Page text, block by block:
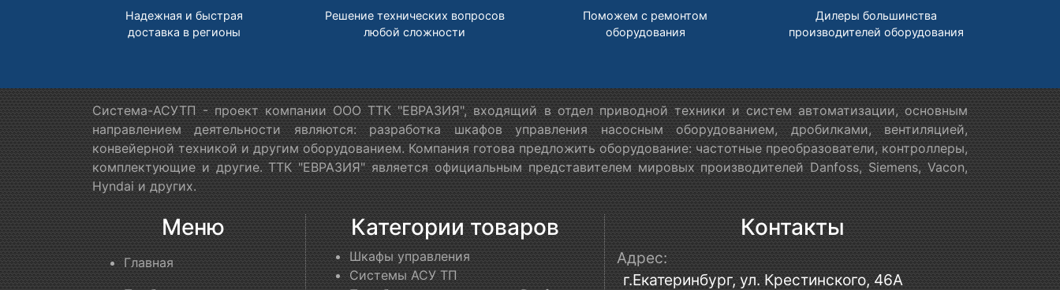
Надежная и быстрая
доставка в регионы
Решение технических вопросов
любой сложности
Поможем с ремонтом
оборудования
Дилеры большинства
производителей оборудования
Система-АСУТП - проект компании ООО ТТК "ЕВРАЗИЯ", входящий в отдел приводной техники и систем автоматизации, основным
направлением деятельности являются: разработка шкафов управления насосным оборудованием, дробилками, вентиляцией,
конвейерной техникой и другим оборудованием. Компания готова предложить оборудование: частотные преобразователи, контроллеры,
комплектующие и другие. ТТК "ЕВРАЗИЯ" является официальным представителем мировых производителей Danfoss, Siemens, Vacon,
Hyndai и других.
Меню
Главная
Категории товаров
Шкафы управления
Системы АСУ ТП
Контакты
Адрес:
г.Екатеринбург, ул. Крестинского, 46А